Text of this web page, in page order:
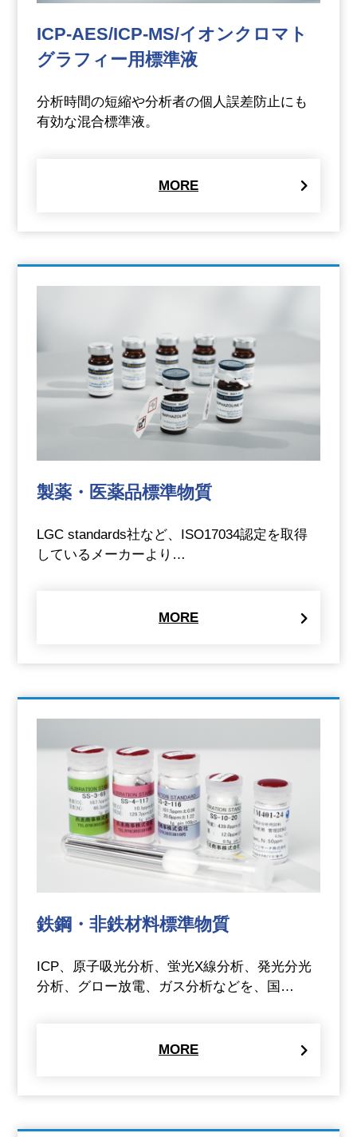
ICP-AES/ICP-MS/イオンクロマト
グラフィー用標準液
分析時間の短縮や分析者の個人誤差防止にも
有効な混合標準液。
MORE
製薬・医薬品標準物質
LGC standards社など、ISO17034認定を取得
しているメーカーより…
MORE
鉄鋼・非鉄材料標準物質
ICP、原子吸光分析、蛍光X線分析、発光分光
分析、グロー放電、ガス分析などを、国…
MORE